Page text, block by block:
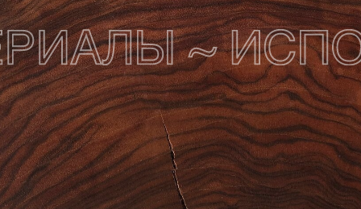
столы на заказ.
“Проектируя мебель, я
беру во внимание не
просто дизайн и
функционал предмета, но
и пространство, для
которого я его создаю.”
Алексей Иванов
CEO & Founder Forma 21
ОСТАВИТЬ ЗАЯВКУ